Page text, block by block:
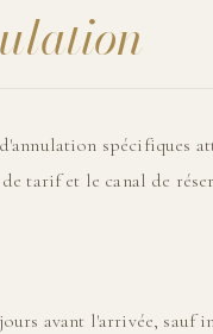
spécifiques
tarif et le canal de
avant l'arrivée,